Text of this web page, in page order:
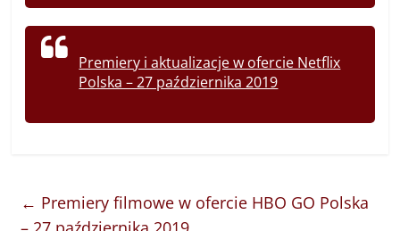
Premiery i aktualizacje w ofercie Netflix
Polska – 27 października 2019
← Premiery filmowe w ofercie HBO GO Polska